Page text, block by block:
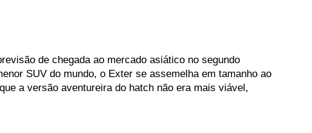
de chegada ao mercado asiático no segundo
SUV do mundo, o Exter se assemelha em tamanho ao
a versão aventureira do hatch não era mais viável,